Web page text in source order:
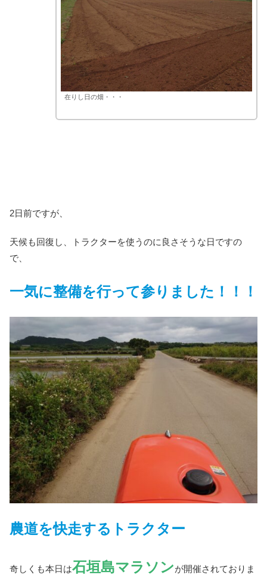
在りし日の畑・・・
2日前ですが、
天候も回復し、トラクターを使うのに良さそうな日ですの
で、
一気に整備を行って参りました！！！
農道を快走するトラクター
奇しくも本日は石垣島マラソンが開催されておりま